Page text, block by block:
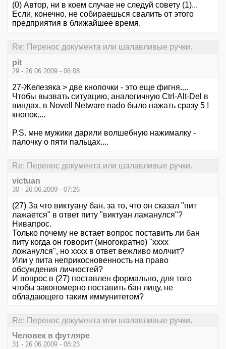
(0) Автор, ни в коем случае не следуй совету (1)...
Если, конечно, не собираешься свалить от этого
предприятия в ближайшее время.
Re: Перенос документа или шалавливые ручки.
pit
29 - 26.06.2009 - 06:08
27-Железяка > две кнопочки - это еще фигня....
Чтобы вызвать ситуацию, аналогичную Ctrl-Alt-Del в
виндах, в Novell Netware nado было нажать сразу 5 !
кнопок....
P.S. мне мужики дарили волшебную нажималку -
палочку о пяти пальцах....
Re: Перенос документа или шалавливые ручки.
victuan
30 - 26.06.2009 - 07:26
(27) За что виктуану бан, за то, что он сказал "пит
лажается" в ответ питу "виктуан лажанулся"?
Нивапрос.
Только почему не встает вопрос поставить ли бан
питу когда он говорит (многократно) "хххх
ложанулся", но хххх в ответ вежливо молчит?
Или у пита неприкосновенность на право
обсуждения личностей?
И вопрос в (27) поставлен формально, для того
чтобы закономерно поставить бан лицу, не
обладающего таким иммунитетом?
Re: Перенос документа или шалавливые ручки.
Человек в футляре
31 - 26.06.2009 - 08:23